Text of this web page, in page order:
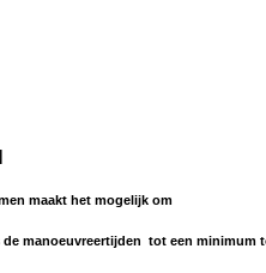
maakt het mogelijk om
manoeuvreertijden tot een minimum